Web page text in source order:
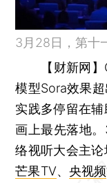
3月28日，第十
【财新网】
模型Sora效果
实践多停留在
画上最先落地
络视听大会主论
芒果TV、 央视频